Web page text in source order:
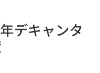
デキャンタ